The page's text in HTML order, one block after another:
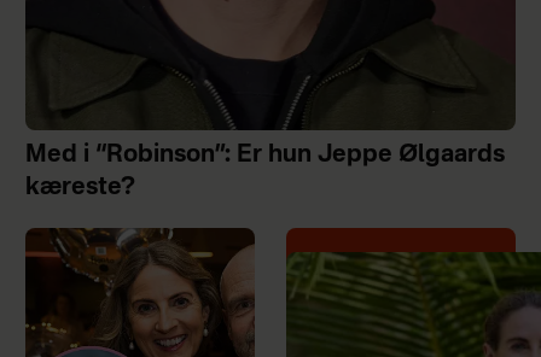
Med i “Robinson”: Er hun Jeppe Ølgaards
kæreste?